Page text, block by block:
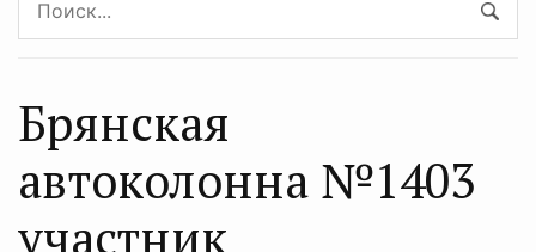
Брянская
автоколонна №1403
участник